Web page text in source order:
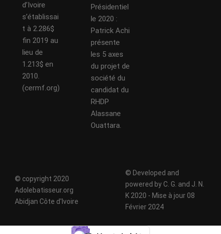
d’Ivoire
s’établissai
t à 2.286$
fin 2019 au
lieu de
1.213$ en
2010.
(cermf.org)
Présidentiel
le 2020 :
Patrick Achi
présente
les 5 axes
du projet de
société du
candidat du
RHDP
Alassane
Ouattara.
© copyright 2020
Adolebatisseur.org
Abidjan Côte d'Ivoire
© Developed and
powered by C. G. and J. N.
K 2020 - Mise à jour 08
Février 2024